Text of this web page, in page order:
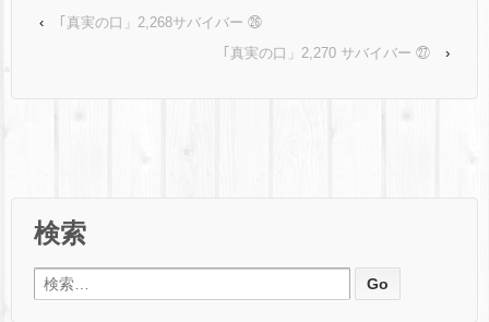
‹
｢真実の口」2,268サバイバー ㉖
｢真実の口」2,270 サバイバー ㉗
›
検索
検索: